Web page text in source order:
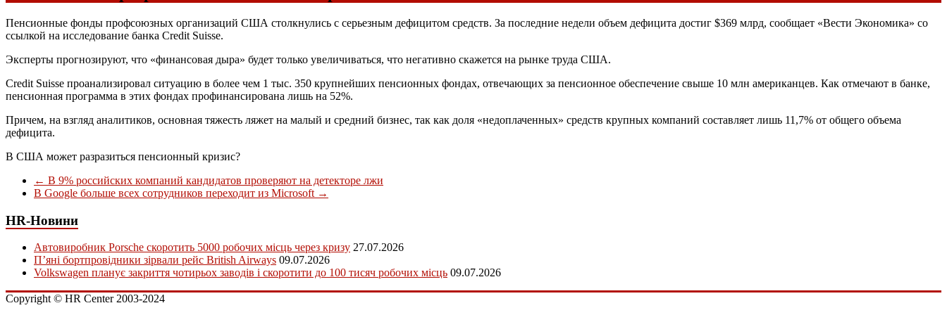
Пенсионные фонды профсоюзных организаций США столкнулись с серьезным дефицитом средств. За последние недели объем дефицита достиг $369 млрд, сообщает «Вести Экономика» со
ссылкой на исследование банка Credit Suisse.
Эксперты прогнозируют, что «финансовая дыра» будет только увеличиваться, что негативно скажется на рынке труда США.
Credit Suisse проанализировал ситуацию в более чем 1 тыс. 350 крупнейших пенсионных фондах, отвечающих за пенсионное обеспечение свыше 10 млн американцев. Как отмечают в банке,
пенсионная программа в этих фондах профинансирована лишь на 52%.
Причем, на взгляд аналитиков, основная тяжесть ляжет на малый и средний бизнес, так как доля «недоплаченных» средств крупных компаний составляет лишь 11,7% от общего объема
дефицита.
В США может разразиться пенсионный кризис?
← В 9% российских компаний кандидатов проверяют на детекторе лжи
В Google больше всех сотрудников переходит из Microsoft →
HR-Новини
Автовиробник Porsche скоротить 5000 робочих місць через кризу 27.07.2026
П’яні бортпровідники зірвали рейс British Airways 09.07.2026
Volkswagen планує закриття чотирьох заводів і скоротити до 100 тисяч робочих місць 09.07.2026
Copyright © HR Center 2003-2024